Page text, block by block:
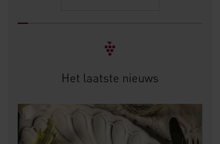
Het laatste nieuws